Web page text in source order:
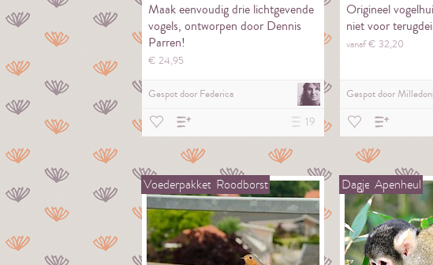
Maak eenvoudig drie lichtgevende
vogels, ontworpen door Dennis
Parren!
€ 24,95
Gespot door Federica
19
Origineel
niet voor
vanaf € 32,20
Gespot doorMilledoni
Voederpakket Roodborst Dagje Apenheul